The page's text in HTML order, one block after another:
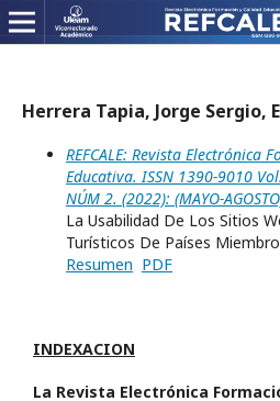
Herrera Tapia, Jorge Sergio,
REFCALE: Revista Electrónica
Educativa. ISSN 1390-9010
NÚM 2. (2022): (MAYO-
La Usabilidad De Los Sitios
Turísticos De Países
Resumen PDF
INDEXACION
La Revista Electrónica